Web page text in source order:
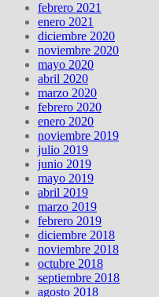
febrero 2021
enero 2021
diciembre 2020
noviembre 2020
mayo 2020
abril 2020
marzo 2020
febrero 2020
enero 2020
noviembre 2019
julio 2019
junio 2019
mayo 2019
abril 2019
marzo 2019
febrero 2019
diciembre 2018
noviembre 2018
octubre 2018
septiembre 2018
agosto 2018